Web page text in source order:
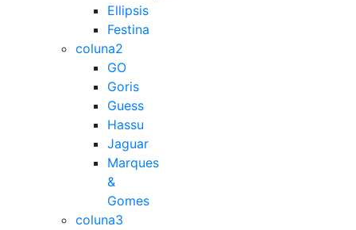
Ellipsis
Festina
coluna2
GO
Goris
Guess
Hassu
Jaguar
Marques
&
Gomes
coluna3